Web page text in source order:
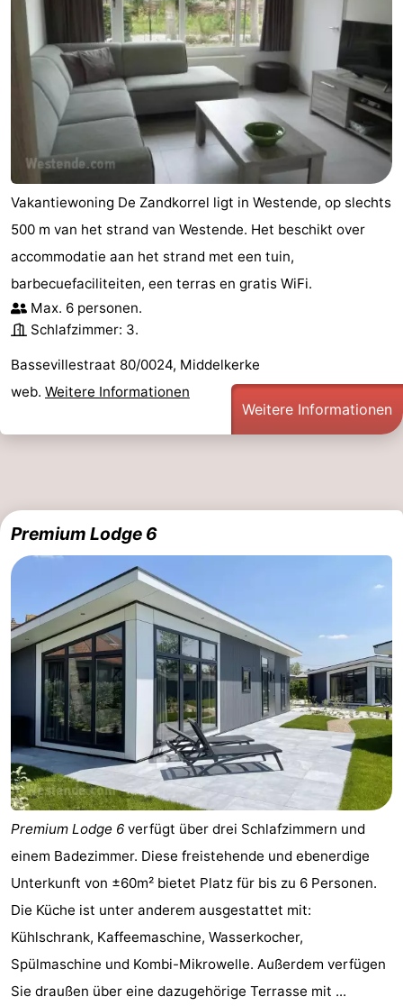
Vakantiewoning De Zandkorrel ligt in Westende, op slechts
500 m van het strand van Westende. Het beschikt over
accommodatie aan het strand met een tuin,
barbecuefaciliteiten, een terras en gratis WiFi.
Max. 6 personen.
Schlafzimmer: 3.
Bassevillestraat 80/0024, Middelkerke
web. Weitere Informationen
Weitere Informationen
Premium Lodge 6
Premium Lodge 6 verfügt über drei Schlafzimmern und
einem Badezimmer. Diese freistehende und ebenerdige
Unterkunft von ±60m² bietet Platz für bis zu 6 Personen.
Die Küche ist unter anderem ausgestattet mit:
Kühlschrank, Kaffeemaschine, Wasserkocher,
Spülmaschine und Kombi-Mikrowelle. Außerdem verfügen
Sie draußen über eine dazugehörige Terrasse mit ...